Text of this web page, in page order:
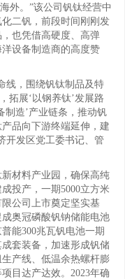
外。”该公司钒钛经营中
二钒，前段时间刚刚发
也凭借高硬度、高弹
设备制造商的高度赞
，围绕钒钛制品及特
拓展‘以钢养钛’发展路
造’产业链条，推动钒
品向下游终端延伸，建
开发区党工委书记、管
材料产业园，确保高纯
投产，一期5000立方米
公司上市奠定坚实基
奥冠磷酸钒钠储能电池
能300兆瓦钒电池一期
套装备，加速形成钒储
产线、低温余热螺杆膨
目达产达效。2023年确